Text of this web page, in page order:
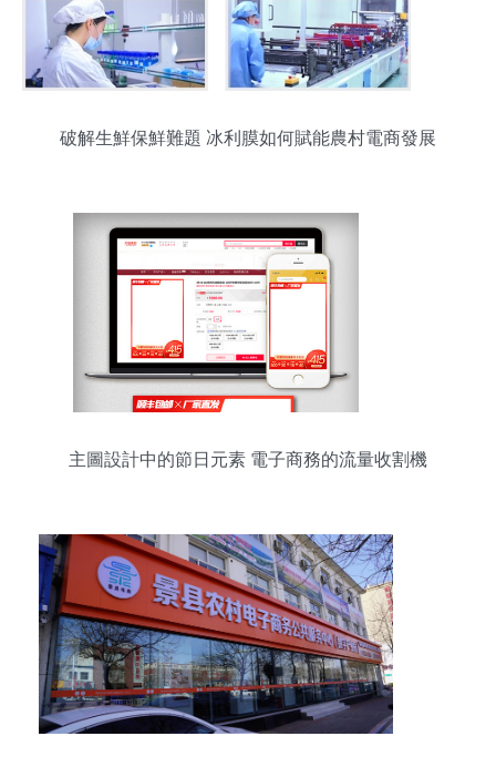
破解生鮮保鮮難題 冰利膜如何賦能農村電商發展
主圖設計中的節日元素 電子商務的流量收割機